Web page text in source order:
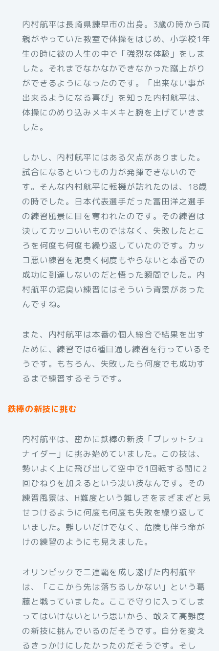
内村航平は長崎県諫早市の出身。3歳の時から両
親がやっていた教室で体操をはじめ、小学校1年
生の時に彼の人生の中で「強烈な体験」をしま
した。それまでなかなかできなかった蹴上がり
ができるようになったのです。「出来ない事が
出来るようになる喜び」を知った内村航平は、
体操にのめり込みメキメキと腕を上げていきま
した。
しかし、内村航平にはある欠点がありました。
試合になるといつもの力が発揮できないので
す。そんな内村航平に転機が訪れたのは、18歳
の時でした。日本代表選手だった冨田洋之選手
の練習風景に目を奪われたのです。その練習は
決してカッコいいものではなく、失敗したとこ
ろを何度も何度も繰り返していたのです。カッ
コ悪い練習を泥臭く何度もやらないと本番での
成功に到達しないのだと悟った瞬間でした。内
村航平の泥臭い練習にはそういう背景があった
んですね。
また、内村航平は本番の個人総合で結果を出す
ために、練習では6種目通し練習を行っているそ
うです。もちろん、失敗したら何度でも成功す
るまで練習するそうです。
鉄棒の新技に挑む
内村航平は、密かに鉄棒の新技「ブレットシュ
ナイダー」に挑み始めていました。この技は、
勢いよく上に飛び出して空中で1回転する間に2
回ひねりを加えるという凄い技なんです。その
練習風景は、H難度という難しさをまざまざと見
せつけるように何度も何度も失敗を繰り返して
いました。難しいだけでなく、危険も伴う命が
けの練習のようにも見えました。
オリンピックで二連覇を成し遂げた内村航平
は、「ここから先は落ちるしかない」という葛
藤と戦っていました。ここで守りに入ってしま
ってはいけないという思いから、敢えて高難度
の新技に挑んでいるのだそうです。自分を変え
るきっかけにしたかったのだそうです。そし